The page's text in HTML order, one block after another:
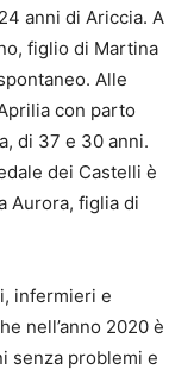
anni di Ariccia. A
figlio di Martina
Alle
con parto
di 37 e 30 anni.
dei Castelli è
Aurora, figlia di
infermieri e
nell’anno 2020 è
senza problemi e